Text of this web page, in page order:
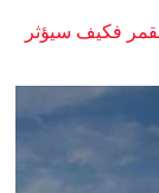
فكيف سيؤثر